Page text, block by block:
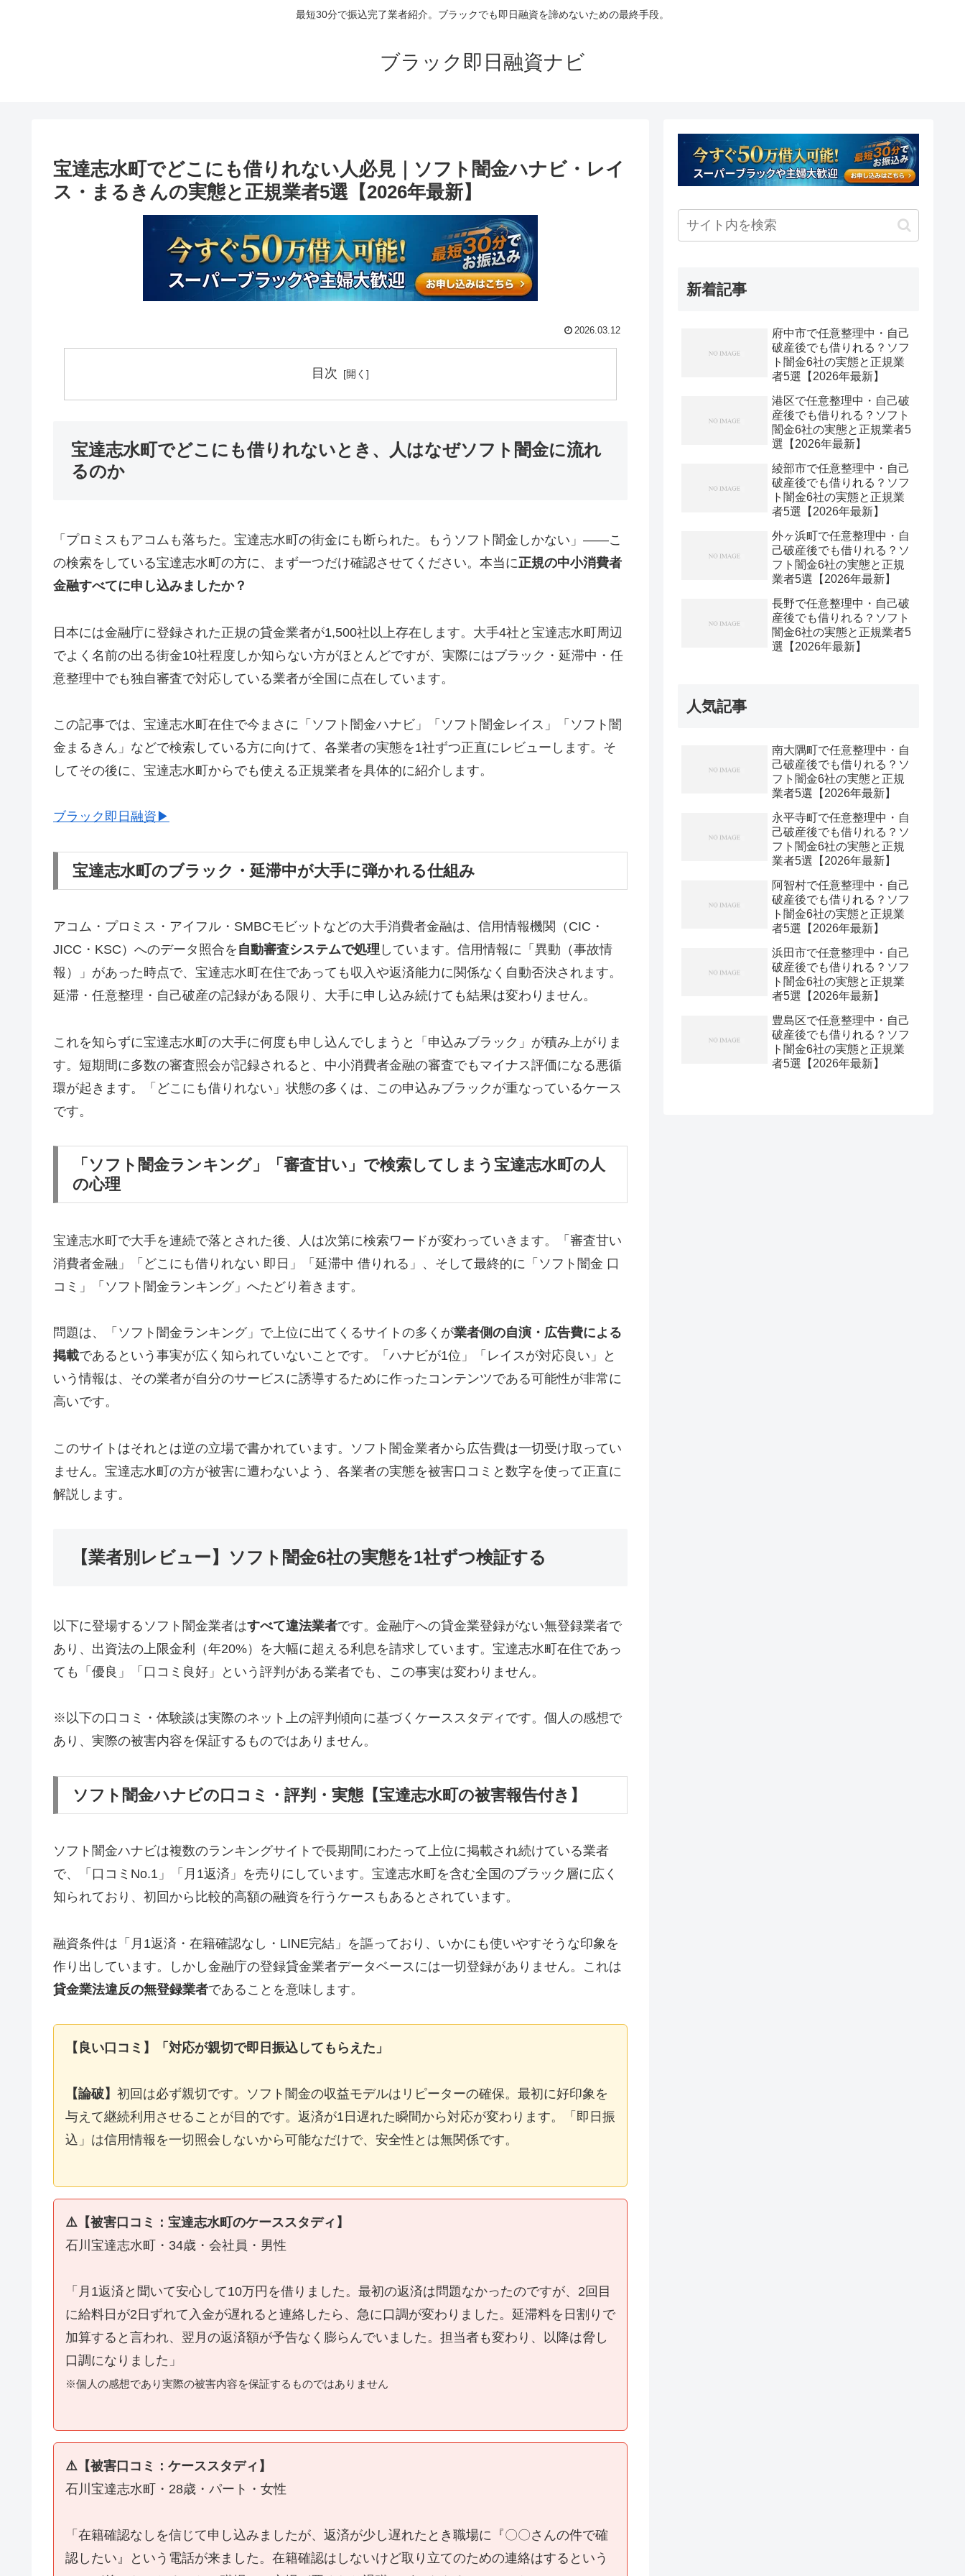
最短30分で振込完了業者紹介。ブラックでも即日融資を諦めないための最終手段。
ブラック即日融資ナビ
宝達志水町でどこにも借りれない人必見｜ソフト闇金ハナビ・レイ
ス・まるきんの実態と正規業者5選【2026年最新】
2026.03.12
目次
宝達志水町でどこにも借りれないとき、人はなぜソフト闇金に流れ
るのか
「プロミスもアコムも落ちた。宝達志水町の街金にも断られた。もうソフト闇金しかない」——こ
の検索をしている宝達志水町の方に、まず一つだけ確認させてください。本当に正規の中小消費者
金融すべてに申し込みましたか？
日本には金融庁に登録された正規の貸金業者が1,500社以上存在します。大手4社と宝達志水町周辺
でよく名前の出る街金10社程度しか知らない方がほとんどですが、実際にはブラック・延滞中・任
意整理中でも独自審査で対応している業者が全国に点在しています。
この記事では、宝達志水町在住で今まさに「ソフト闇金ハナビ」「ソフト闇金レイス」「ソフト闇
金まるきん」などで検索している方に向けて、各業者の実態を1社ずつ正直にレビューします。そ
してその後に、宝達志水町からでも使える正規業者を具体的に紹介します。
ブラック即日融資▶
宝達志水町のブラック・延滞中が大手に弾かれる仕組み
アコム・プロミス・アイフル・SMBCモビットなどの大手消費者金融は、信用情報機関（CIC・
JICC・KSC）へのデータ照合を 自動審査システムで処理 しています。信用情報に「異動（事故情
報）」があった時点で、宝達志水町在住であっても収入や返済能力に関係なく自動否決されます。
延滞・任意整理・自己破産の記録がある限り、大手に申し込み続けても結果は変わりません。
これを知らずに宝達志水町の大手に何度も申し込んでしまうと「申込みブラック」が積み上がりま
す。短期間に多数の審査照会が記録されると、中小消費者金融の審査でもマイナス評価になる悪循
環が起きます。「どこにも借りれない」状態の多くは、この申込みブラックが重なっているケース
です。
「ソフト闇金ランキング」「審査甘い」で検索してしまう宝達志水町の人
の心理
宝達志水町で大手を連続で落とされた後、人は次第に検索ワードが変わっていきます。「審査甘い
消費者金融」「どこにも借りれない 即日」「延滞中 借りれる」、そして最終的に「ソフト闇金 口
コミ」「ソフト闇金ランキング」へたどり着きます。
問題は、「ソフト闇金ランキング」で上位に出てくるサイトの多くが業者側の自演・広告費による
掲載であるという事実が広く知られていないことです。「ハナビが1位」「レイスが対応良い」と
いう情報は、その業者が自分のサービスに誘導するために作ったコンテンツである可能性が非常に
高いです。
このサイトはそれとは逆の立場で書かれています。ソフト闇金業者から広告費は一切受け取ってい
ません。宝達志水町の方が被害に遭わないよう、各業者の実態を被害口コミと数字を使って正直に
解説します。
【業者別レビュー】ソフト闇金6社の実態を1社ずつ検証する
以下に登場するソフト闇金業者はすべて違法業者です。金融庁への貸金業登録がない無登録業者で
あり、出資法の上限金利（年20%）を大幅に超える利息を請求しています。宝達志水町在住であっ
ても「優良」「口コミ良好」という評判がある業者でも、この事実は変わりません。
※以下の口コミ・体験談は実際のネット上の評判傾向に基づくケーススタディです。個人の感想で
あり、実際の被害内容を保証するものではありません。
ソフト闇金ハナビの口コミ・評判・実態【宝達志水町の被害報告付き】
ソフト闇金ハナビは複数のランキングサイトで長期間にわたって上位に掲載され続けている業者
で、「口コミNo.1」「月1返済」を売りにしています。宝達志水町を含む全国のブラック層に広く
知られており、初回から比較的高額の融資を行うケースもあるとされています。
融資条件は「月1返済・在籍確認なし・LINE完結」を謳っており、いかにも使いやすそうな印象を
作り出しています。しかし金融庁の登録貸金業者データベースには一切登録がありません。これは
貸金業法違反の無登録業者であることを意味します。
【良い口コミ】「対応が親切で即日振込してもらえた」
【論破】 初回は必ず親切です。ソフト闇金の収益モデルはリピーターの確保。最初に好印象を
与えて継続利用させることが目的です。返済が1日遅れた瞬間から対応が変わります。「即日振
込」は信用情報を一切照会しないから可能なだけで、安全性とは無関係です。
⚠️【被害口コミ：宝達志水町のケーススタディ】
石川宝達志水町・34歳・会社員・男性
「月1返済と聞いて安心して10万円を借りました。最初の返済は問題なかったのですが、2回目
に給料日が2日ずれて入金が遅れると連絡したら、急に口調が変わりました。延滞料を日割りで
加算すると言われ、翌月の返済額が予告なく膨らんでいました。担当者も変わり、以降は脅し
口調になりました」
※個人の感想であり実際の被害内容を保証するものではありません
⚠️【被害口コミ：ケーススタディ】
石川宝達志水町・28歳・パート・女性
「在籍確認なしを信じて申し込みましたが、返済が少し遅れたとき職場に『〇〇さんの件で確
認したい』という電話が来ました。在籍確認はしないけど取り立てのための連絡はするという
新着記事
府中市で任意整理中・自己
破産後でも借りれる？ソフ
ト闇金6社の実態と正規業
者5選【2026年最新】
港区で任意整理中・自己破
産後でも借りれる？ソフト
闇金6社の実態と正規業者5
選【2026年最新】
綾部市で任意整理中・自己
破産後でも借りれる？ソフ
ト闇金6社の実態と正規業
者5選【2026年最新】
外ヶ浜町で任意整理中・自
己破産後でも借りれる？ソ
フト闇金6社の実態と正規
業者5選【2026年最新】
長野で任意整理中・自己破
産後でも借りれる？ソフト
闇金6社の実態と正規業者5
選【2026年最新】
人気記事
南大隅町で任意整理中・自
己破産後でも借りれる？ソ
フト闇金6社の実態と正規
業者5選【2026年最新】
永平寺町で任意整理中・自
己破産後でも借りれる？ソ
フト闇金6社の実態と正規
業者5選【2026年最新】
阿智村で任意整理中・自己
破産後でも借りれる？ソフ
ト闇金6社の実態と正規業
者5選【2026年最新】
浜田市で任意整理中・自己
破産後でも借りれる？ソフ
ト闇金6社の実態と正規業
者5選【2026年最新】
豊島区で任意整理中・自己
破産後でも借りれる？ソフ
ト闇金6社の実態と正規業
者5選【2026年最新】